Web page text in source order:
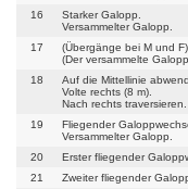
16
Starker Galopp.
Versammelter Galopp.
17
(Übergänge bei M und F)
(Der versammelte
18
Auf die Mittellinie
Volte rechts (8 m).
Nach rechts traversieren.
19
Fliegender
Versammelter Galopp.
20
Erster fliegender
21
Zweiter fliegender